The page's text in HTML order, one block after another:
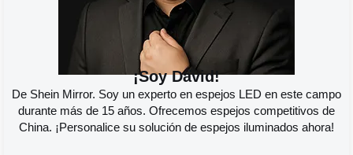
¡Soy David!
De Shein Mirror. Soy un experto en espejos LED en este campo
durante más de 15 años. Ofrecemos espejos competitivos de
China. ¡Personalice su solución de espejos iluminados ahora!